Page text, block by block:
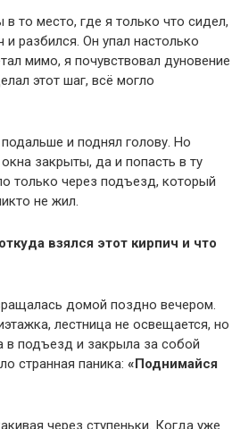
то место, где я только что сидел,
и разбился. Он упал настолько
мимо, я почувствовал дуновение
этот шаг, всё могло
и поднял голову. Но
закрыты, да и попасть в ту
только через подъезд, который
не жил.
откуда взялся этот кирпич и что
домой поздно вечером.
лестница не освещается, но
в подъезд и закрыла за собой
странная паника: «Поднимайся
через ступеньки. Когда уже